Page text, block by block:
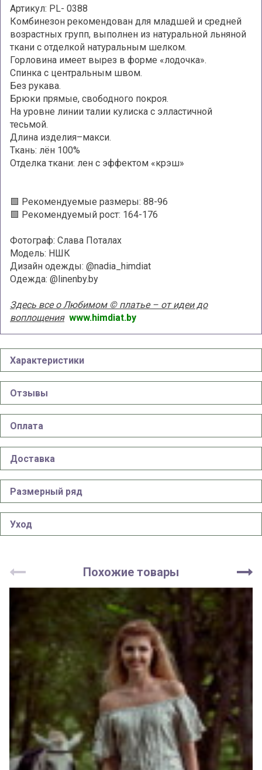
Артикул: PL- 0388
Комбинезон рекомендован для младшей и средней
возрастных групп, выполнен из натуральной льняной
ткани с отделкой натуральным шелком.
Горловина имеет вырез в форме «лодочка».
Спинка с центральным швом.
Без рукава.
Брюки прямые, свободного покроя.
На уровне линии талии кулиска с элластичной
тесьмой.
Длина изделия–макси.
Ткань: лён 100%
Отделка ткани: лен с эффектом «крэш»
🟩 Рекомендуемые размеры: 88-96
🟩 Рекомендуемый рост: 164-176
Фотограф: Слава Поталах
Модель: НШК
Дизайн одежды: @nadia_himdiat
Одежда: @linenby.by
Здесь все о Любимом © платье – от идеи до
воплощения www.himdiat.by
Характеристики
Отзывы
Оплата
Доставка
Размерный ряд
Уход
Похожие товары